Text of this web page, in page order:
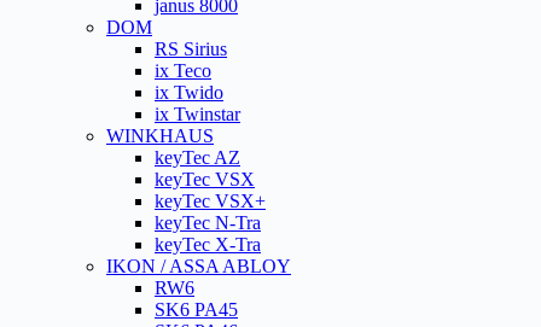
janus 8000
DOM
RS Sirius
ix Teco
ix Twido
ix Twinstar
WINKHAUS
keyTec AZ
keyTec VSX
keyTec VSX+
keyTec N-Tra
keyTec X-Tra
IKON / ASSA ABLOY
RW6
SK6 PA45